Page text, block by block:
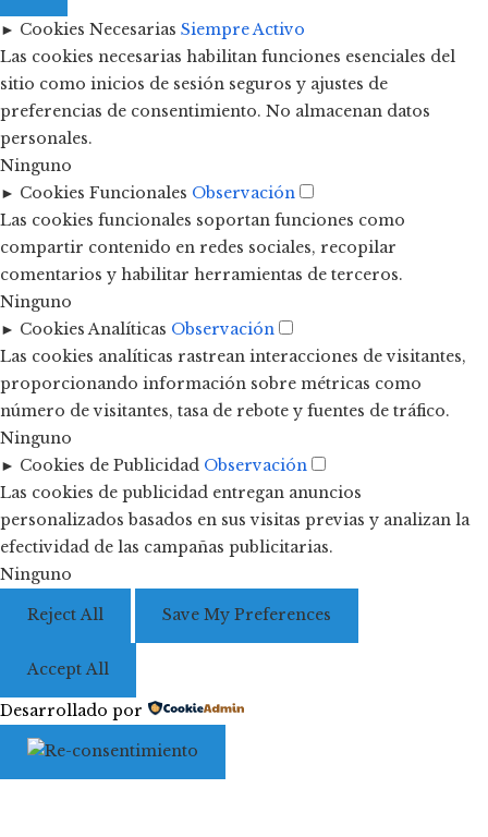
► Cookies Necesarias Siempre Activo
Las cookies necesarias habilitan funciones esenciales del
sitio como inicios de sesión seguros y ajustes de
preferencias de consentimiento. No almacenan datos
personales.
Ninguno
► Cookies Funcionales Observación
Las cookies funcionales soportan funciones como
compartir contenido en redes sociales, recopilar
comentarios y habilitar herramientas de terceros.
Ninguno
► Cookies Analíticas Observación
Las cookies analíticas rastrean interacciones de visitantes,
proporcionando información sobre métricas como
número de visitantes, tasa de rebote y fuentes de tráfico.
Ninguno
► Cookies de Publicidad Observación
Las cookies de publicidad entregan anuncios
personalizados basados en sus visitas previas y analizan la
efectividad de las campañas publicitarias.
Ninguno
Reject All Save My Preferences
Accept All
Desarrollado por